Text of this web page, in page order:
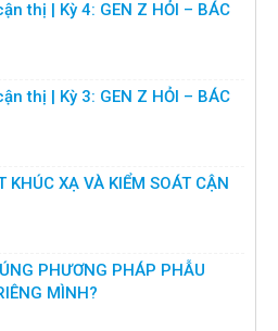
thị | Kỳ 4: GEN Z HỎI – BÁC
thị | Kỳ 3: GEN Z HỎI – BÁC
KHÚC XẠ VÀ KIỂM SOÁT CẬN
PHƯƠNG PHÁP PHẪU
MÌNH?